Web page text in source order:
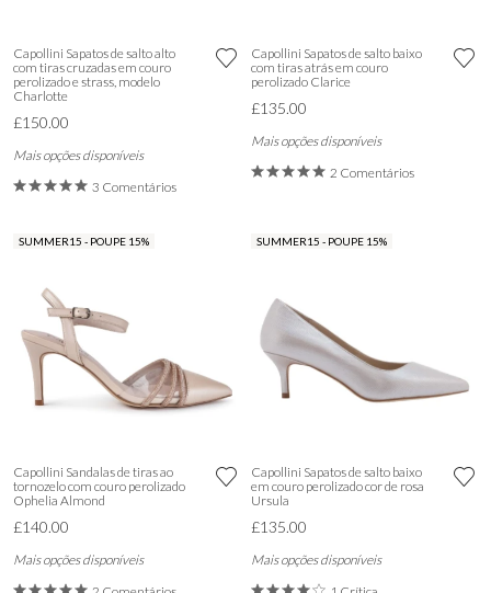
Capollini Sapatos de salto alto
com tiras cruzadas em couro
perolizado e strass, modelo
Charlotte
£150.00
Mais opções disponíveis
3 Comentários
Capollini Sapatos de salto baixo
com tiras atrás em couro
perolizado Clarice
£135.00
Mais opções disponíveis
2 Comentários
SUMMER15 - POUPE 15%
Capollini Sandalas de tiras ao
tornozelo com couro perolizado
Ophelia Almond
£140.00
Mais opções disponíveis
SUMMER15 - POUPE 15%
Capollini Sapatos de salto baixo
em couro perolizado cor de rosa
Ursula
£135.00
Mais opções disponíveis